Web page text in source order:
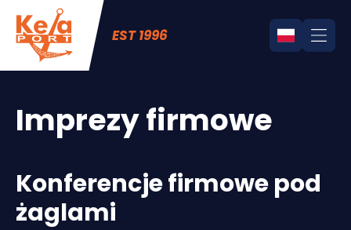
EST 1996
Imprezy firmowe
Konferencje firmowe pod
żaglami